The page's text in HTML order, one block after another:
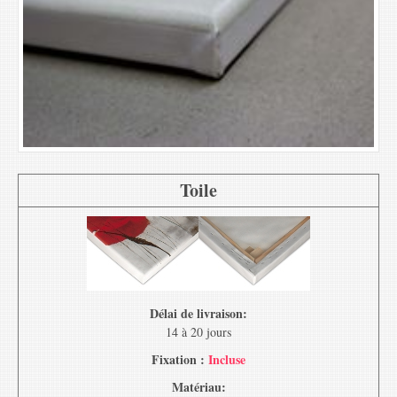
Toile
Délai de livraison:
14 à 20 jours
Fixation : Incluse
Matériau: